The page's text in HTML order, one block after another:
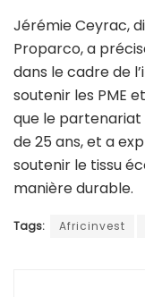
Jérémie Ceyrac,
Proparco, a
dans le cadre de
soutenir les PME
que le partenariat
de 25 ans, et a
soutenir le tissu
manière durable.
Tags: Africinvest